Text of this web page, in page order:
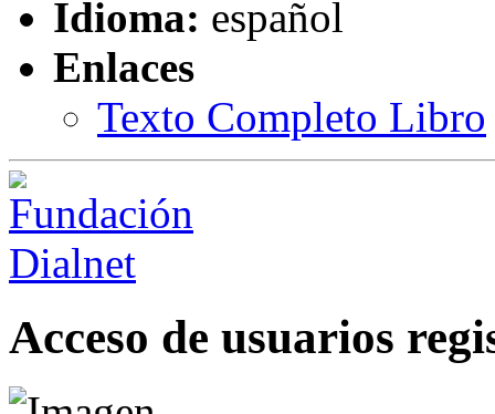
Idioma: español
Enlaces
Texto Completo Libro
Acceso de usuarios